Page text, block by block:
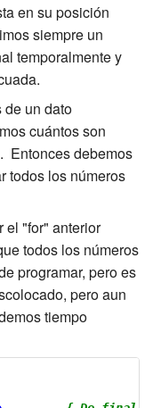
en su posición
siempre un
temporalmente y
de un dato
cuántos son
Entonces debemos
todos los números
el "for" anterior
todos los números
programar, pero es
pero aun
tiempo